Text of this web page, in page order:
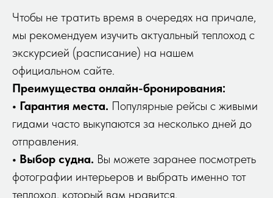
Чтобы не тратить время в очередях на причале,
мы рекомендуем изучить актуальный теплоход с
экскурсией (расписание) на нашем
официальном сайте.
Преимущества онлайн-бронирования:
• Гарантия места. Популярные рейсы с живыми
гидами часто выкупаются за несколько дней до
отправления.
• Выбор судна. Вы можете заранее посмотреть
фотографии интерьеров и выбрать именно тот
теплоход, который вам нравится.